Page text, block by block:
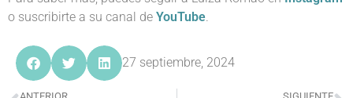
o suscribirte a su canal de YouTube
27 septiembre, 2024